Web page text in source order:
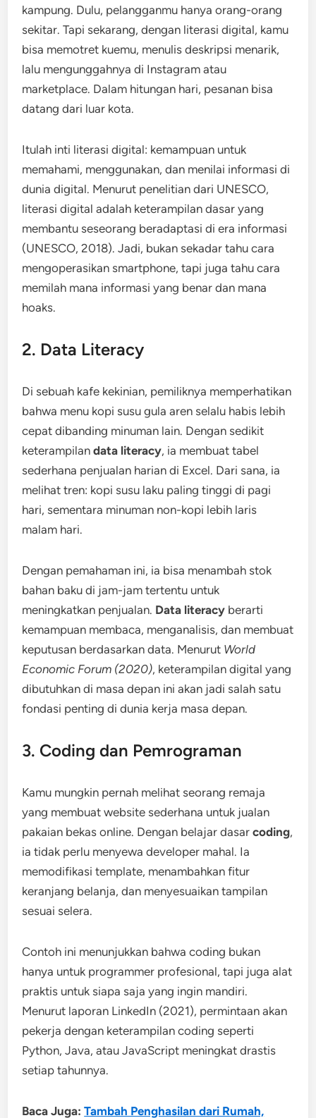
kampung. Dulu, pelangganmu hanya orang-orang
sekitar. Tapi sekarang, dengan literasi digital, kamu
bisa memotret kuemu, menulis deskripsi menarik,
lalu mengunggahnya di Instagram atau
marketplace. Dalam hitungan hari, pesanan bisa
datang dari luar kota.
Itulah inti literasi digital: kemampuan untuk
memahami, menggunakan, dan menilai informasi di
dunia digital. Menurut penelitian dari UNESCO,
literasi digital adalah keterampilan dasar yang
membantu seseorang beradaptasi di era informasi
(UNESCO, 2018). Jadi, bukan sekadar tahu cara
mengoperasikan smartphone, tapi juga tahu cara
memilah mana informasi yang benar dan mana
hoaks.
2. Data Literacy
Di sebuah kafe kekinian, pemiliknya memperhatikan
bahwa menu kopi susu gula aren selalu habis lebih
cepat dibanding minuman lain. Dengan sedikit
keterampilandata literacy, ia membuat tabel
sederhana penjualan harian di Excel. Dari sana, ia
melihat tren: kopi susu laku paling tinggi di pagi
hari, sementara minuman non-kopi lebih laris
malam hari.
Dengan pemahaman ini, ia bisa menambah stok
bahan baku di jam-jam tertentu untuk
meningkatkan penjualan. Data literacy berarti
kemampuan membaca, menganalisis, dan membuat
keputusan berdasarkan data. Menurut World
Economic Forum (2020), keterampilan digital yang
dibutuhkan di masa depan ini akan jadi salah satu
fondasi penting di dunia kerja masa depan.
3. Coding dan Pemrograman
Kamu mungkin pernah melihat seorang remaja
yang membuat website sederhana untuk jualan
pakaian bekas online. Dengan belajar dasarcoding,
ia tidak perlu menyewa developer mahal. Ia
memodifikasi template, menambahkan fitur
keranjang belanja, dan menyesuaikan tampilan
sesuai selera.
Contoh ini menunjukkan bahwa coding bukan
hanya untuk programmer profesional, tapi juga alat
praktis untuk siapa saja yang ingin mandiri.
Menurut laporan LinkedIn (2021), permintaan akan
pekerja dengan keterampilan coding seperti
Python, Java, atau JavaScript meningkat drastis
setiap tahunnya.
Baca Juga:Tambah Penghasilan dari Rumah,